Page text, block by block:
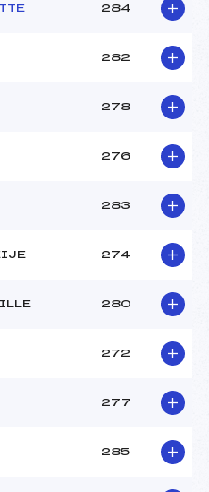
800
JE/SEN
284
282
278
276
283
274
280
272
277
285